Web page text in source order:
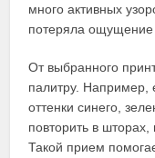
много активных
потеряла ощущение
От выбранного
палитру. Например,
оттенки синего,
повторить в шторах,
Такой прием